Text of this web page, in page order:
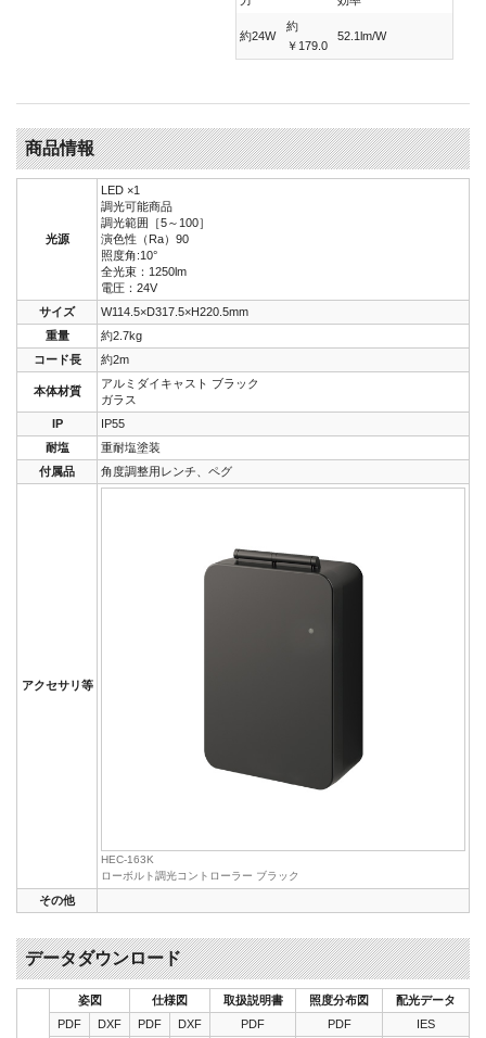
約24W
約
￥179.0
52.1lm/W
商品情報
光源
LED ×1
調光可能商品
調光範囲［5～100］
演色性（Ra）90
照度角:10°
全光束：1250lm
電圧：24V
サイズ
W114.5×D317.5×H220.5mm
重量
約2.7kg
コード長
約2m
本体材質
アルミダイキャスト ブラック
ガラス
IP
IP55
耐塩
重耐塩塗装
付属品
角度調整用レンチ、ペグ
アクセサリ等
HEC-163K
ローボルト調光コントローラー ブラック
その他
データダウンロード
姿図 仕様図 取扱説明書 照度分布図
配光データ
PDF
DXF PDF DXF PDF PDF IES